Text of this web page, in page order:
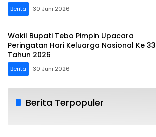
Berita 30 Juni 2026
Wakil Bupati Tebo Pimpin Upacara
Peringatan Hari Keluarga Nasional Ke 33
Tahun 2026
Berita 30 Juni 2026
Berita Terpopuler